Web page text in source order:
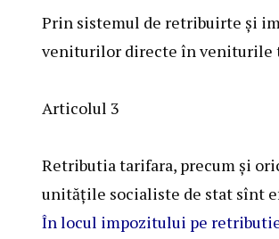
Prin sistemul de retribuirte şi
veniturilor directe în veniturile
Articolul 3
Retributia tarifara, precum şi
unităţile socialiste de stat sînt
În locul impozitului pe